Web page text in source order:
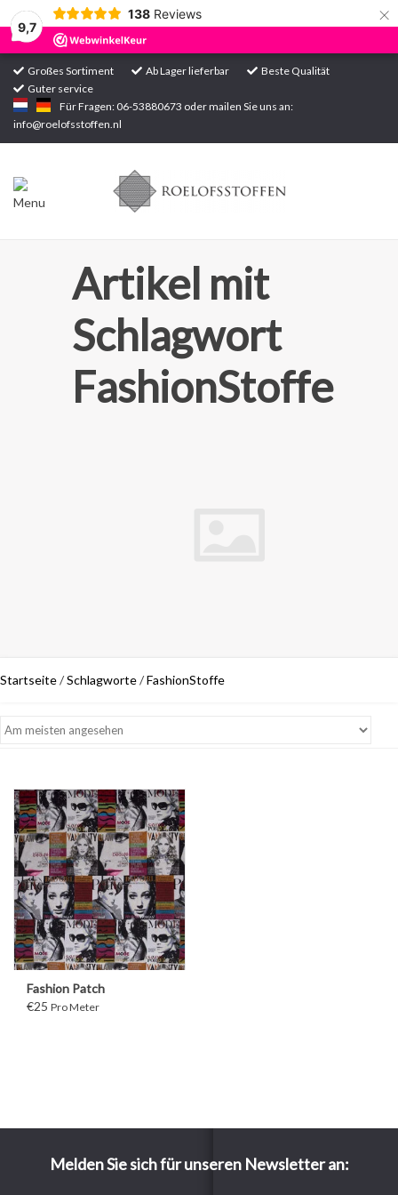
9,7
138 Reviews ×
Großes Sortiment Ab Lager lieferbar
Beste Qualität
Guter service
Für Fragen: 06-53880673 oder mailen Sie uns an:
info@roelofsstoffen.nl
Startseite
Sortiment
Artikel mit
Schlagwort
FashionStoffe
Startseite/Schlagworte/FashionStoffe
Fashion Patch
€25 Pro Meter
Melden Sie sich für unseren Newsletter an: